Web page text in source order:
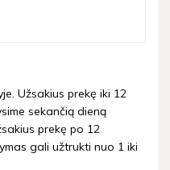
Užsakius prekę iki 12
sekančią dieną
prekę po 12
gali užtrukti nuo 1 iki